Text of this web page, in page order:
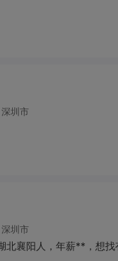
圳市
圳市
北襄阳人，年薪**，想找